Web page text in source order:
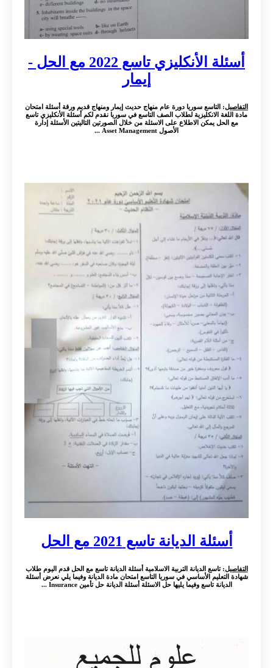
أسئلة الأنكليزي تاسع 2022 مع الحل -
إيمار
التفاصيل: التاسع سوريا دورة عام منهاج حديث إيمار ومنهاج قديم ورقة أسئلة امتحان
مادة اللغة الانكليزية لطلاب الصف التاسع في سوريا نقدم لكم أسئلة الأنكليزي تاسع
مع الحل يمكن الاطلاع على الاسئلة من خلال الصورتين التاليتين الأسئلة إدارة
الأصول Asset Management ...
أسئلة الديانة تاسع 2021 مع الحل
التفاصيل: تاسع الديانة التربية الاسلامية أسئلة الديانة تاسع مع الحل قدم اليوم طلاب
شهادة التعليم الأساسي في سوريا التاسع امتحان مادة الديانة وفيما يلي نعرض أسئلة
الديانة تاسع وفيما يليها حل الاسئلة أسئلة الديانة حل تأمين Insurance ...